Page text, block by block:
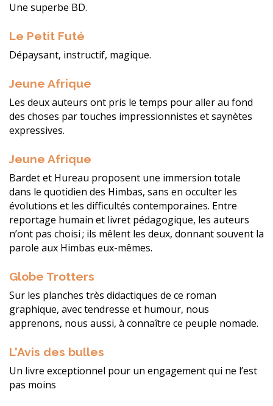
Une superbe BD.
Le Petit Futé
Dépaysant, instructif, magique.
Jeune Afrique
Les deux auteurs ont pris le temps pour aller au fond
des choses par touches impressionnistes et saynètes
expressives.
Jeune Afrique
Bardet et Hureau proposent une immersion totale
dans le quotidien des Himbas, sans en occulter les
évolutions et les difficultés contemporaines. Entre
reportage humain et livret pédagogique, les auteurs
n’ont pas choisi ; ils mêlent les deux, donnant souvent la
parole aux Himbas eux-mêmes.
Globe Trotters
Sur les planches très didactiques de ce roman
graphique, avec tendresse et humour, nous
apprenons, nous aussi, à connaître ce peuple nomade.
L'Avis des bulles
Un livre exceptionnel pour un engagement qui ne l’est
pas moins